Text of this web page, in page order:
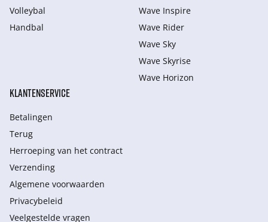
Volleybal
Handbal
Wave Inspire
Wave Rider
Wave Sky
Wave Skyrise
Wave Horizon
KLANTENSERVICE
Betalingen
Terug
Herroeping van het contract
Verzending
Algemene voorwaarden
Privacybeleid
Veelgestelde vragen